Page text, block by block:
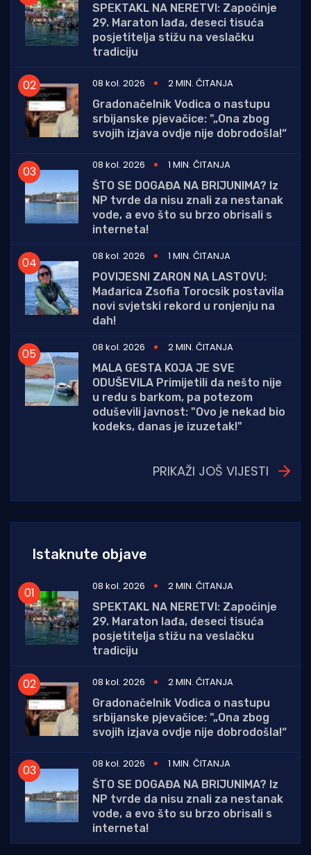
SPEKTAKL NA NERETVI: Započinje
29. Maraton lađa, deseci tisuća
posjetitelja stižu na veslačku
tradiciju
08 kol. 2026
2 MIN. ČITANJA
Gradonačelnik Vodica o nastupu
srbijanske pjevačice: "„Ona zbog
svojih izjava ovdje nije dobrodošla!“
08 kol. 2026
1 MIN. ČITANJA
ŠTO SE DOGAĐA NA BRIJUNIMA? Iz
NP tvrde da nisu znali za nestanak
vode, a evo što su brzo obrisali s
interneta!
08 kol. 2026
1 MIN. ČITANJA
POVIJESNI ZARON NA LASTOVU:
Mađarica Zsofia Torocsik postavila
novi svjetski rekord u ronjenju na
dah!
08 kol. 2026
2 MIN. ČITANJA
MALA GESTA KOJA JE SVE
ODUŠEVILA Primijetili da nešto nije
u redu s barkom, pa potezom
oduševili javnost: "Ovo je nekad bio
kodeks, danas je izuzetak!"
PRIKAŽI JOŠ VIJESTI
Istaknute objave
08 kol. 2026
2 MIN. ČITANJA
SPEKTAKL NA NERETVI: Započinje
29. Maraton lađa, deseci tisuća
posjetitelja stižu na veslačku
tradiciju
08 kol. 2026
2 MIN. ČITANJA
Gradonačelnik Vodica o nastupu
srbijanske pjevačice: "„Ona zbog
svojih izjava ovdje nije dobrodošla!“
08 kol. 2026
1 MIN. ČITANJA
ŠTO SE DOGAĐA NA BRIJUNIMA? Iz
NP tvrde da nisu znali za nestanak
vode, a evo što su brzo obrisali s
interneta!